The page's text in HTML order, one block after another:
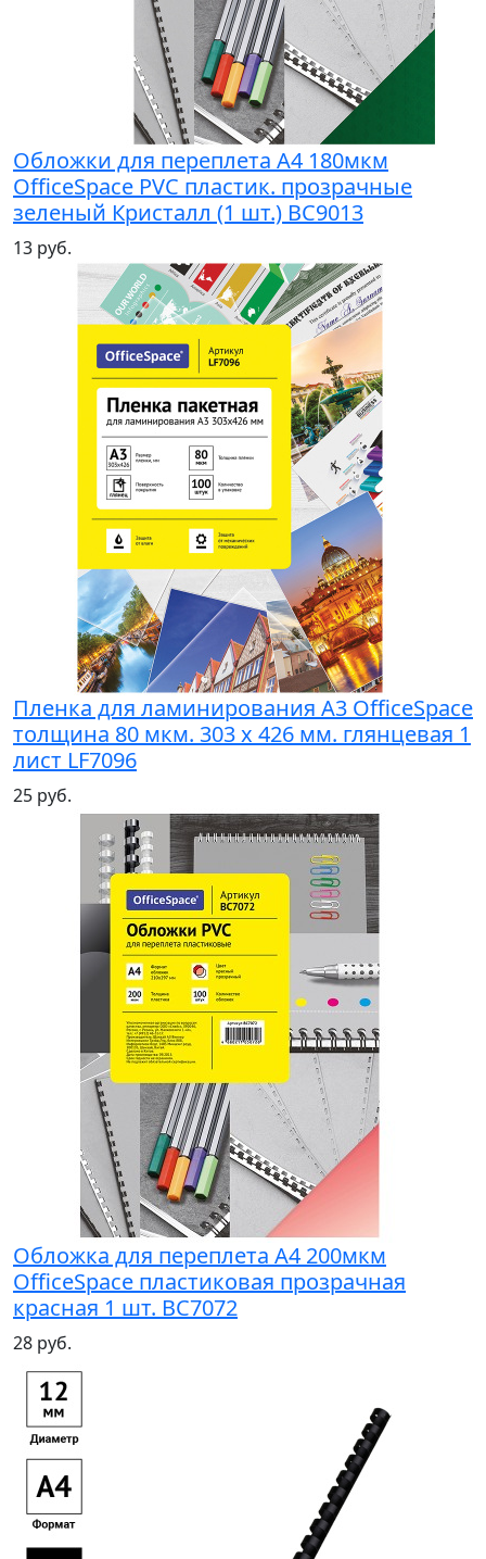
Обложки для переплета А4 180мкм
OfficeSpace PVC пластик. прозрачные
зеленый Кристалл (1 шт.) BC9013
13 руб.
Пленка для ламинирования A3 OfficeSpace
толщина 80 мкм. 303 х 426 мм. глянцевая 1
лист LF7096
25 руб.
Обложка для переплета А4 200мкм
OfficeSpace пластиковая прозрачная
красная 1 шт. BC7072
28 руб.